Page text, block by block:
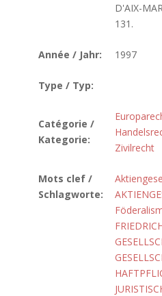
D'AIX-
131.
Année / Jahr: 1997
Type / Typ:
Catégorie /
Kategorie:
Zivilrecht
Mots clef /
Schlagworte: